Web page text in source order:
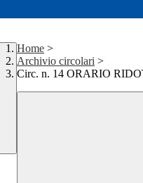
Home >
Archivio circolari >
Circ. n. 14 ORARIO